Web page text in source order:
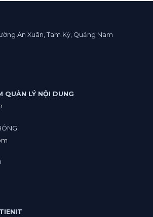
crypto.
An Xuân, Tam Kỳ, Quảng Nam
QUẢN LÝ NỘI DUNG